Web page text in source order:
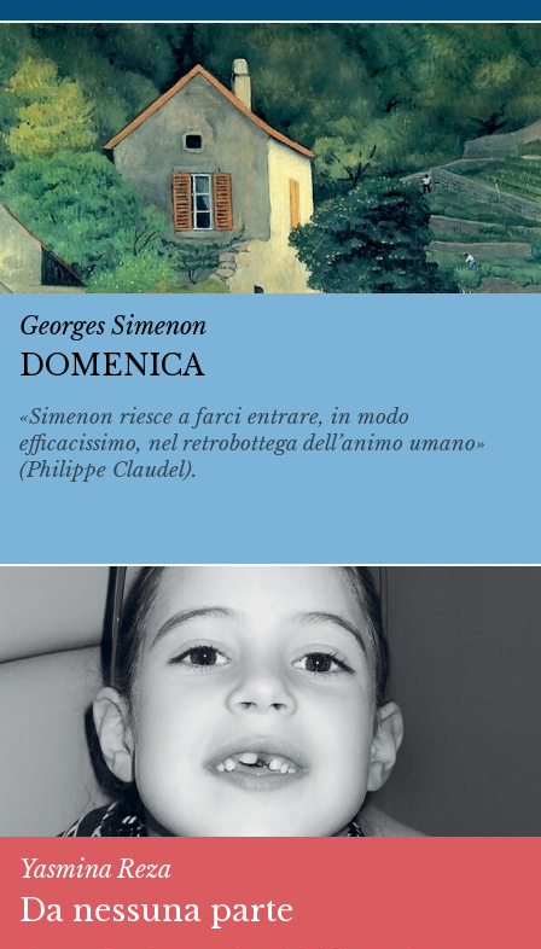
Georges Simenon
DOMENICA
«Simenon riesce a farci entrare, in modo
efficacissimo, nel retrobottega dell’animo umano»
(Philippe Claudel).
Yasmina Reza
Da nessuna parte